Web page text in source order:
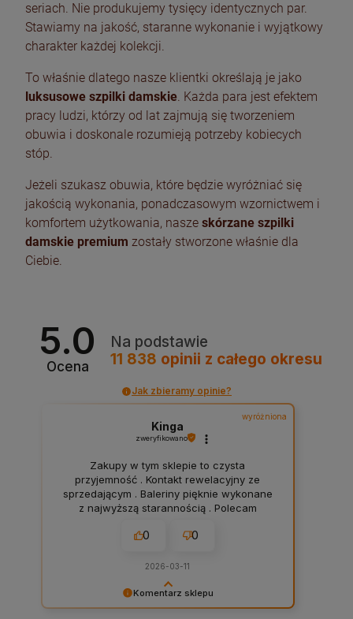
seriach. Nie produkujemy tysięcy identycznych par.
Stawiamy na jakość, staranne wykonanie i wyjątkowy
charakter każdej kolekcji.
To właśnie dlatego nasze klientki określają je jako
luksusowe szpilki damskie. Każda para jest efektem
pracy ludzi, którzy od lat zajmują się tworzeniem
obuwia i doskonale rozumieją potrzeby kobiecych
stóp.
Jeżeli szukasz obuwia, które będzie wyróżniać się
jakością wykonania, ponadczasowym wzornictwem i
komfortem użytkowania, nasze skórzane szpilki
damskie premium zostały stworzone właśnie dla
Ciebie.
5.0
Ocena
Na podstawie
11 838 opinii z całego okresu
Jak zbieramy opinie?
Komentarz sklepu
wyróżniona
Kinga
zweryfikowano
Zakupy w tym sklepie to czysta
przyjemność . Kontakt rewelacyjny ze
sprzedającym . Baleriny pięknie wykonane
z najwyższą starannością . Polecam
0 0
2026-03-11